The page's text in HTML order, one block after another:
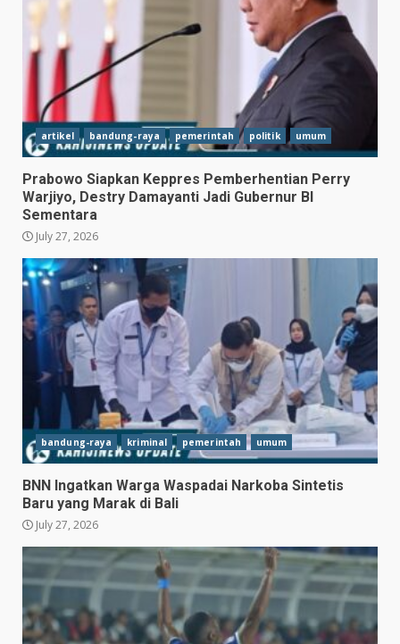
artikel bandung-raya pemerintah politik umum
Prabowo Siapkan Keppres Pemberhentian Perry
Warjiyo, Destry Damayanti Jadi Gubernur BI
Sementara
July 27, 2026
bandung-raya kriminal pemerintah umum
BNN Ingatkan Warga Waspadai Narkoba Sintetis
Baru yang Marak di Bali
July 27, 2026